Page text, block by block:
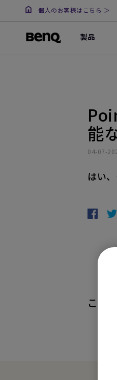
個人のお客様はこちら ＞
製品
能
04-07-
はい
この